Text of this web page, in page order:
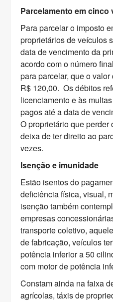
Parcelamento em cinco
Para parcelar o imposto
proprietários de veículos
data de vencimento da
acordo com o número
para parcelar, que o
R$ 120,00. Os débitos
licenciamento e às
pagos até a data de
O proprietário que perder
deixa de ter direito ao
vezes.
Isenção e imunidade
Estão isentos do
deficiência física, visual,
isenção também
empresas
transporte coletivo,
de fabricação, veículos
potência inferior a 50
com motor de potência
Constam ainda na faixa
agrícolas, táxis de